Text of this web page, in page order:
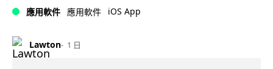
應用軟件 應用軟件 iOS App
Lawton 1 日